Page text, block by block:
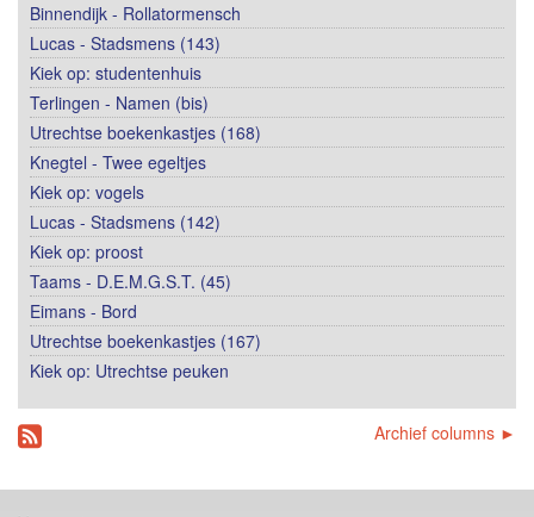
Binnendijk - Rollatormensch
Lucas - Stadsmens (143)
Kiek op: studentenhuis
Terlingen - Namen (bis)
Utrechtse boekenkastjes (168)
Knegtel - Twee egeltjes
Kiek op: vogels
Lucas - Stadsmens (142)
Kiek op: proost
Taams - D.E.M.G.S.T. (45)
Eimans - Bord
Utrechtse boekenkastjes (167)
Kiek op: Utrechtse peuken
Archief columns ►